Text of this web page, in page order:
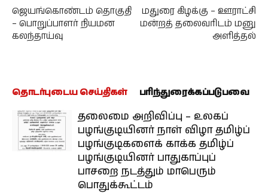
ஜெயங்கொண்டம் தொகுதி
– பொறுப்பாளர் நியமன
கலந்தாய்வு
மதுரை கிழக்கு – ஊராட்சி
மன்றத் தலைவரிடம் மனு
அளித்தல்
தொடர்புடைய செய்திகள் பரிந்துரைக்கப்படுபவை
தலைமை அறிவிப்பு – உலகப்
பழங்குடியினர் நாள் விழா தமிழ்ப்
பழங்குடிகளைக் காக்க தமிழ்ப்
பழங்குடியினர் பாதுகாப்புப்
பாசறை நடத்தும் மாபெரும்
பொதுக்கூட்டம்